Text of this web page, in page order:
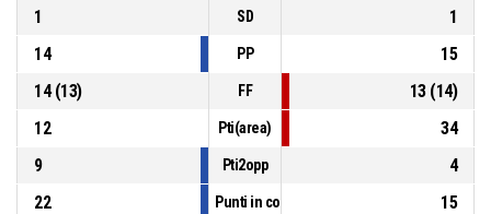
1
SD
1
14
PP
15
14(13) FF 13(14)
12
Pti(area)
34
9
Pti2opp
4
22
Punti in contropiede
15